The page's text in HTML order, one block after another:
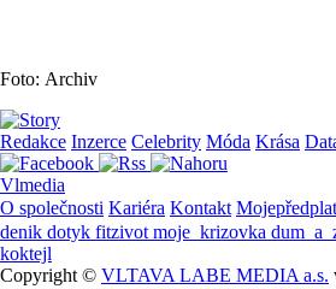
Foto: Archiv
Redakce Inzerce Celebrity Móda Krása
Vlmedia
O společnosti Kariéra Kontakt
denik dotyk fitzivot moje_krizovka
koktejl
Copyright © VLTAVA LABE MEDIA a.s.